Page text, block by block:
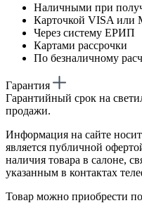
Наличными при
Карточкой VISA или
Через систему ЕРИП
Картами рассрочки
По безналичному
Гарантия
Гарантийный срок на
продажи.
Информация на сайте
является публичной
наличия товара в салоне,
указанным в контактах
Товар можно приобрести